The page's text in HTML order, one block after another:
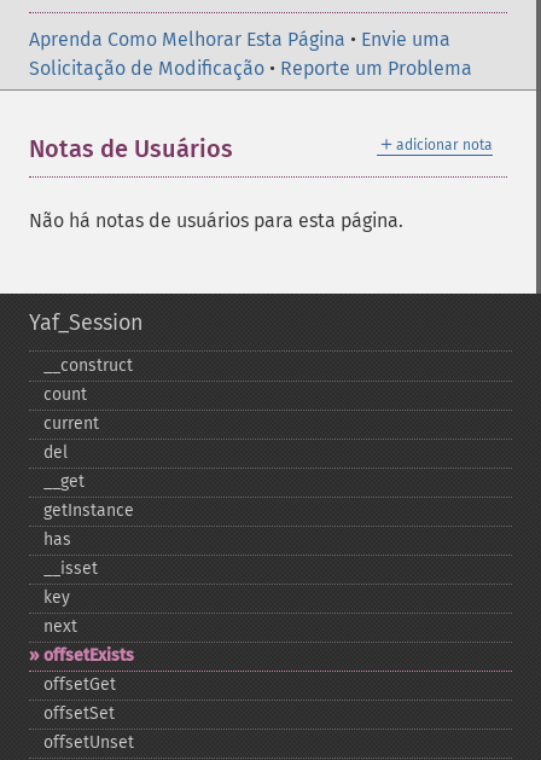
Aprenda Como Melhorar Esta Página • Envie uma
Solicitação de Modificação • Reporte um Problema
＋ adicionar nota
Notas de Usuários
Não há notas de usuários para esta página.
Yaf_Session
_​_​construct
count
current
del
_​_​get
getInstance
has
_​_​isset
key
next
offsetExists
offsetGet
offsetSet
offsetUnset